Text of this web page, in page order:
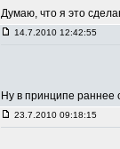
Думаю, что я это
14.7.2010 12:42:55
Ну в принципе
23.7.2010 09:18:15